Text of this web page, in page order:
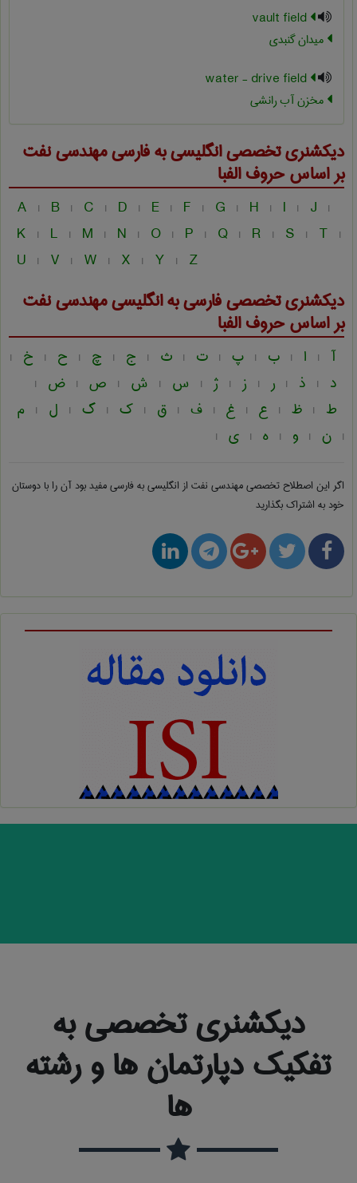
میدان گنبدی
مخزن آب رانشی
دیکشنری تخصصی انگلیسی به فارسیمهندسی نفت
بر اساس حروف الفبا
A | B | C | D | E | F | G | H | I | J |
K | L | M | N | O | P | Q | R | S | T |
U | V | W | X | Y | Z
دیکشنری تخصصی فارسی به انگلیسیمهندسی نفت
بر اساس حروف الفبا
آ | ا | ب | پ | ت | ث | ج | چ | ح | خ |
د | ذ | ر | ز | ژ | س | ش | ص | ض |
ط | ظ | ع | غ | ف | ق | ک | گ | ل | م
| ن | و | ه | ی |
اگر این اصطلاح تخصصیمهندسی نفت از انگلیسی به فارسیمفید بود آن را با دوستان
خود به اشتراک بگذارید
دیکشنری تخصصی به
تفکیک دپارتمان ها و رشته
ها